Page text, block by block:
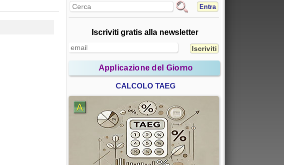
Entra
Iscriviti gratis alla newsletter
Applicazione del Giorno
CALCOLO TAEG